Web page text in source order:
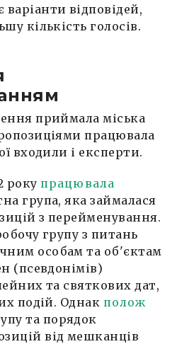
відповідей,
кількість голосів.
приймала міська
працювала
входили і експерти.
року працювала
група, яка займалася
з перейменування.
групу з питань
особам та об'єктам
(псевдонімів)
та святкових дат,
подій. Однак полож
та порядок
від мешканців